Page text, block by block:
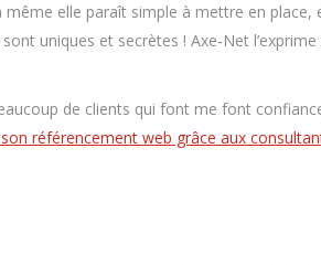
elle paraît simple à mettre en place,
uniques et secrètes ! Axe-Net
de clients qui font me font
référencement web grâce aux